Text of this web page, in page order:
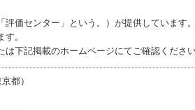
評価センター」という。）が提供していま
。
下記掲載のホームページにてご確認ください
都）